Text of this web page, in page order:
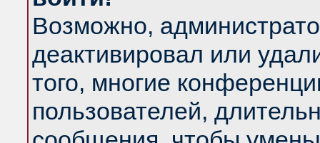
Возможно,
деактивировал или
того, многие
пользователей,